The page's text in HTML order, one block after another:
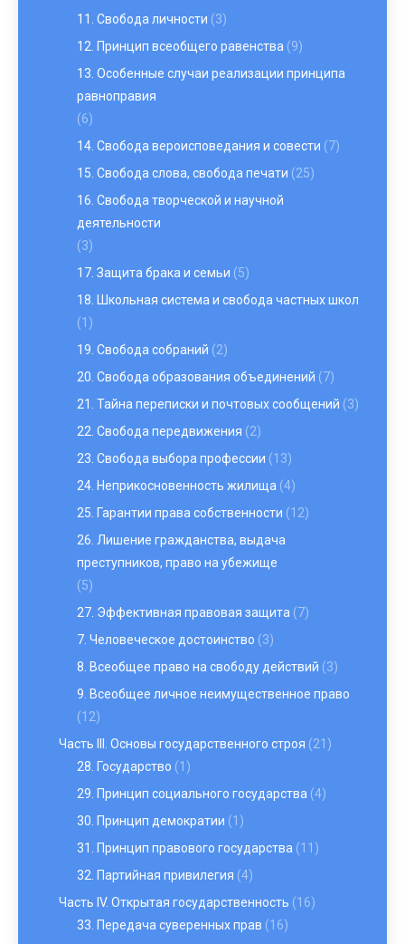
11. Свобода личности (3)
12. Принцип всеобщего равенства (9)
13. Особенные случаи реализации принципа
равноправия
(6)
14. Свобода вероисповедания и совести (7)
15. Свобода слова, свобода печати (25)
16. Свобода творческой и научной
деятельности
(3)
17. Защита брака и семьи (5)
18. Школьная система и свобода частных школ
(1)
19. Свобода собраний (2)
20. Свобода образования объединений (7)
21. Тайна переписки и почтовых сообщений (3)
22. Свобода передвижения (2)
23. Свобода выбора профессии (13)
24. Неприкосновенность жилища (4)
25. Гарантии права собственности (12)
26. Лишение гражданства, выдача
преступников, право на убежище
(5)
27. Эффективная правовая защита (7)
7. Человеческое достоинство (3)
8. Всеобщее право на свободу действий (3)
9. Всеобщее личное неимущественное право
(12)
Часть III. Основы государственного строя (21)
28. Государство (1)
29. Принцип социального государства (4)
30. Принцип демократии (1)
31. Принцип правового государства (11)
32. Партийная привилегия (4)
Часть IV. Открытая государственность (16)
33. Передача суверенных прав (16)